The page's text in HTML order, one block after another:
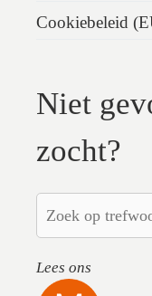
Cookiebeleid
Niet
zocht?
Lees ons